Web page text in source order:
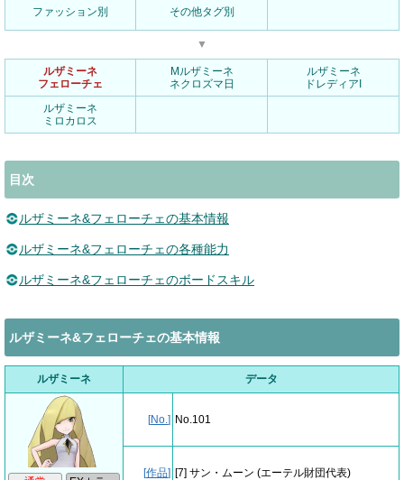
ファッション別 その他タグ別
▼
ルザミーネ
フェローチェ
Mルザミーネ
ネクロズマ日
ルザミーネ
ドレディアI
ルザミーネ
ミロカロス
目次
ルザミーネ&フェローチェの基本情報
ルザミーネ&フェローチェの各種能力
ルザミーネ&フェローチェのボードスキル
ルザミーネ&フェローチェの基本情報
ルザミーネ データ
[No.] No.101
[作品] [7] サン・ムーン (エーテル財団代表)